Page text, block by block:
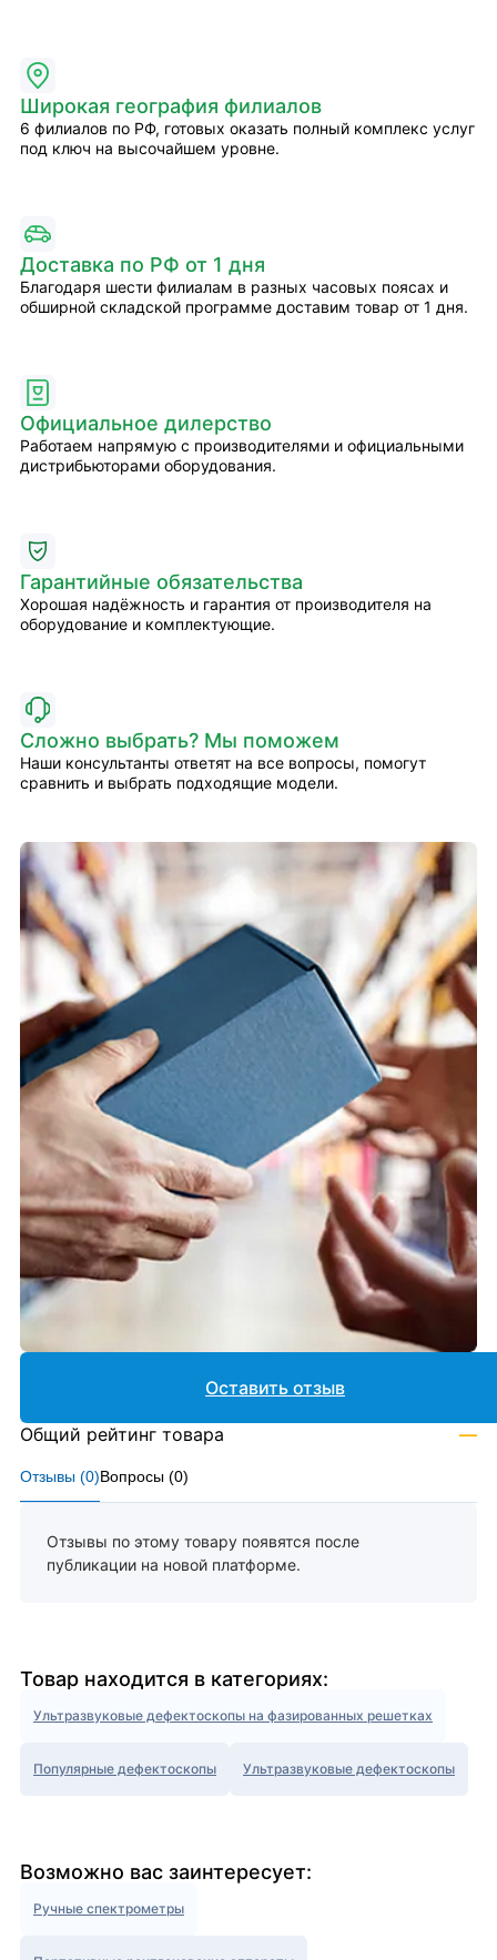
Широкая география филиалов
6 филиалов по РФ, готовых оказать полный комплекс услуг
под ключ на высочайшем уровне.
Доставка по РФ от 1 дня
Благодаря шести филиалам в разных часовых поясах и
обширной складской программе доставим товар от 1 дня.
Официальное дилерство
Работаем напрямую с производителями и официальными
дистрибьюторами оборудования.
Гарантийные обязательства
Хорошая надёжность и гарантия от производителя на
оборудование и комплектующие.
Сложно выбрать? Мы поможем
Наши консультанты ответят на все вопросы, помогут
сравнить и выбрать подходящие модели.
Отзывы (0)Вопросы (0)
Отзывы по этому товару появятся после
публикации на новой платформе.
Оставить отзыв
Общий рейтинг товара —
Товар находится в категориях:
Ультразвуковые дефектоскопы на фазированных решетках
Популярные дефектоскопы Ультразвуковые дефектоскопы
Возможно вас заинтересует:
Ручные спектрометры